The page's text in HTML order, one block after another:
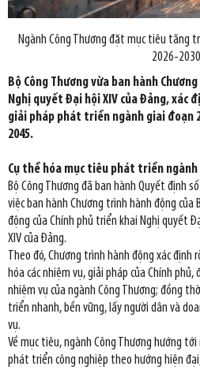
Ngành Công Thương đặt mục tiêu tăng
2026-
Bộ Công Thương vừa ban hành
Nghị quyết Đại hội XIV của Đảng, xác
giải pháp phát triển ngành giai đoạn
2045.
Cụ thể hóa mục tiêu phát triển ngành
Bộ Công Thương đã ban hành Quyết định
việc ban hành Chương trình hành động của
động của Chính phủ triển khai Nghị quyết
XIV của Đảng.
Theo đó, Chương trình hành động xác định
hóa các nhiệm vụ, giải pháp của Chính
nhiệm vụ của ngành Công Thương; đồng
triển nhanh, bền vững, lấy người dân và
vụ.
Về mục tiêu, ngành Công Thương hướng
phát triển công nghiệp theo hướng hiện